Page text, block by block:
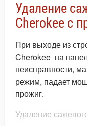
Удаление
Cherokee с
При выходе из
Cherokee на
неисправности,
режим, падает
прожиг.
Удаление